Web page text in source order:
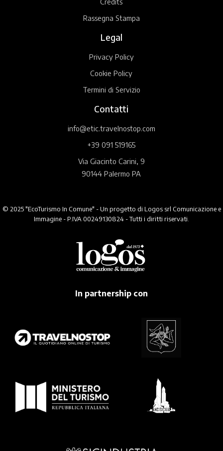
Rassegna Stampa
Legal
Privacy Policy
Cookie Policy
Termini di Servizio
Contatti
info@etic.travelnostop.com
+39 091 519165
Via Giacinto Carini, 9
90144 Palermo PA
© 2025 "EcoTurismo In Comune" - Un progetto di Logos srl Comunicazione e
Immagine - P.IVA 00249130824 - Tutti i diritti riservati.
In partnership con